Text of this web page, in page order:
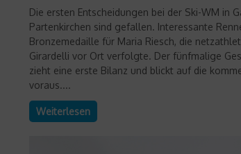
Die ersten Entscheidungen bei der Ski-WM in
Partenkirchen sind gefallen. Interessante
Bronzemedaille für Maria Riesch, die
Girardelli vor Ort verfolgte. Der fünfmalige
zieht eine erste Bilanz und blickt auf die
voraus....
Weiterlesen